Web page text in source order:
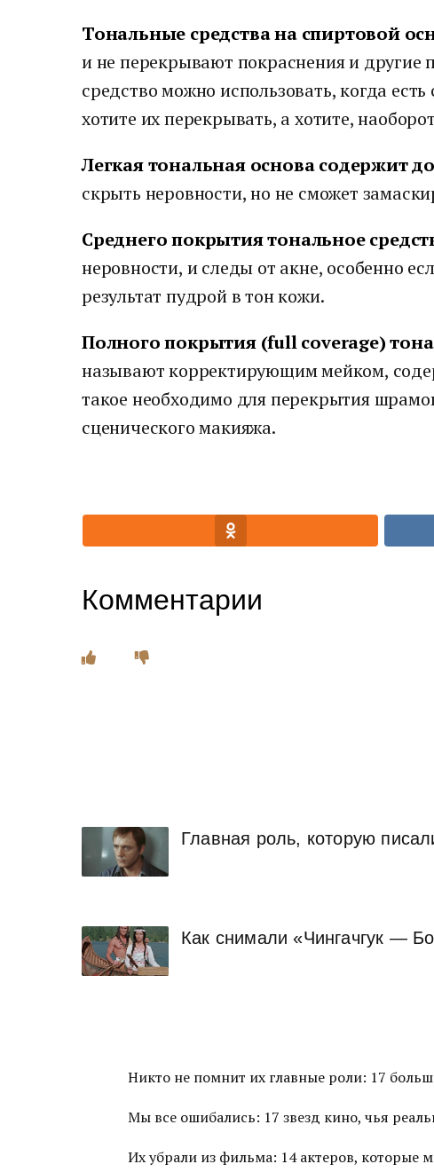
Тональные средства на спиртовой
и не перекрывают покраснения и другие
средство можно использовать, когда
хотите их перекрывать, а хотите,
Легкая тональная основа содержит
скрыть неровности, но не сможет
Среднего покрытия тональное
неровности, и следы от акне, особенно
результат пудрой в тон кожи.
Полного покрытия (full coverage)
называют корректирующим мейком,
такое необходимо для перекрытия
сценического макияжа.
Комментарии
Главная роль, которую
Как снимали «Чингачгук —
Никто не помнит их главные роли: 17
Мы все ошибались: 17 звезд кино, чья
Их убрали из фильма: 14 актеров,